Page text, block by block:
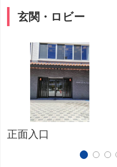
玄関・ロビー
正面入口